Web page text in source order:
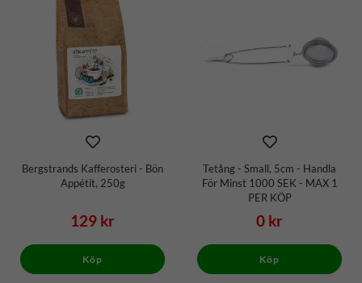
Bergstrands Kafferosteri - Bön
Appétit, 250g
129 kr
Köp
Tetång - Small, 5cm - Handla
För Minst 1000 SEK - MAX 1
PER KÖP
0 kr
Köp